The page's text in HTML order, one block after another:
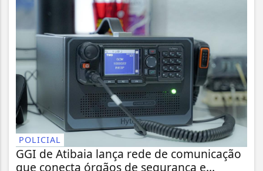
POLICIAL
GGI de Atibaia lança rede de comunicação
que conecta órgãos de segurança e...